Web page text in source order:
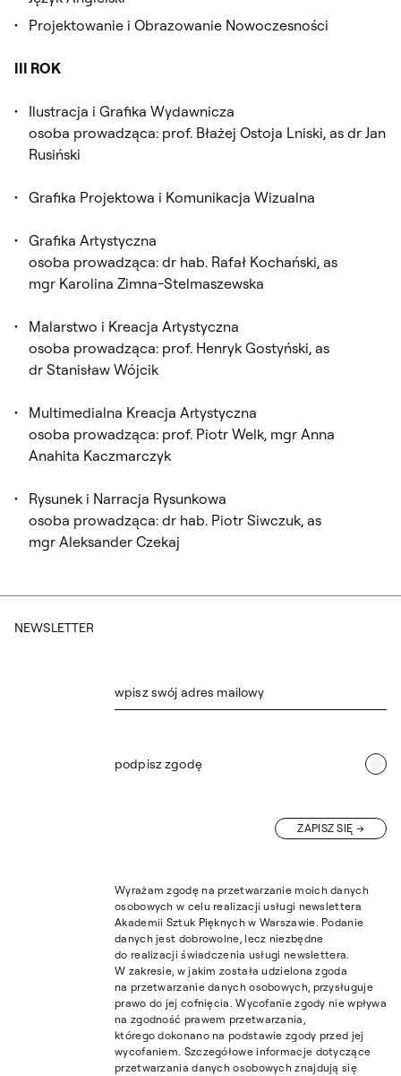
Projektowanie i Obrazowanie Nowoczesności
III ROK
Ilustracja i Grafika Wydawnicza
osoba prowadząca: prof. Błażej Ostoja Lniski, as dr Jan
Rusiński
Grafika Projektowa i Komunikacja Wizualna
Grafika Artystyczna
osoba prowadząca: dr hab. Rafał Kochański, as
mgr Karolina Zimna-Stelmaszewska
Malarstwo i Kreacja Artystyczna
osoba prowadząca: prof. Henryk Gostyński, as
dr Stanisław Wójcik
Multimedialna Kreacja Artystyczna
osoba prowadząca: prof. Piotr Welk, mgr Anna
Anahita Kaczmarczyk
Rysunek i Narracja Rysunkowa
osoba prowadząca: dr hab. Piotr Siwczuk, as
mgr Aleksander Czekaj
NEWSLETTER
wpisz swój adres mailowy
podpisz zgodę
ZAPISZ SIĘ
Wyrażam zgodę na przetwarzanie moich danych
osobowych w celu realizacji usługi newslettera
Akademii Sztuk Pięknych w Warszawie. Podanie
danych jest dobrowolne, lecz niezbędne
do realizacji świadczenia usługi newslettera.
W zakresie, w jakim została udzielona zgoda
na przetwarzanie danych osobowych, przysługuje
prawo do jej cofnięcia. Wycofanie zgody nie wpływa
na zgodność prawem przetwarzania,
którego dokonano na podstawie zgody przed jej
wycofaniem. Szczegółowe informacje dotyczące
przetwarzania danych osobowych znajdują się